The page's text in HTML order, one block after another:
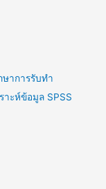
าการรับทำ
ะห์ข้อมูล SPSS